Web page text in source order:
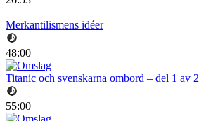
Merkantilismens idéer
48:00
Titanic och svenskarna ombord – del 1 av 2
55:00